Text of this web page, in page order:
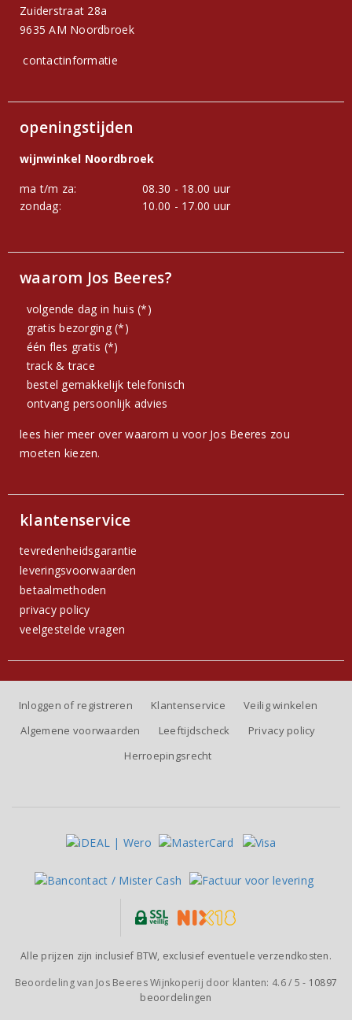
Zuiderstraat 28a
9635 AM Noordbroek
contactinformatie
openingstijden
wijnwinkel Noordbroek
ma t/m za:
08.30 - 18.00 uur
zondag:
10.00 - 17.00 uur
waarom Jos Beeres?
volgende dag in huis (*)
gratis bezorging (*)
één fles gratis (*)
track & trace
bestel gemakkelijk telefonisch
ontvang persoonlijk advies
lees hier meer over waarom u voor Jos Beeres zou
moeten kiezen.
klantenservice
tevredenheidsgarantie
leveringsvoorwaarden
betaalmethoden
privacy policy
veelgestelde vragen
Inloggen of registreren Klantenservice
Veilig winkelen
Algemene voorwaarden
Leeftijdscheck
Privacy policy
Herroepingsrecht
Alle prijzen zijn inclusief BTW, exclusief eventuele verzendkosten.
Beoordeling van Jos Beeres Wijnkoperij door klanten: 4.6/ 5 - 10897
beoordelingen